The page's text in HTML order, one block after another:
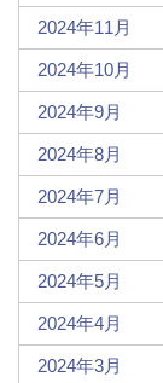
2024年11月
2024年10月
2024年9月
2024年8月
2024年7月
2024年6月
2024年5月
2024年4月
2024年3月